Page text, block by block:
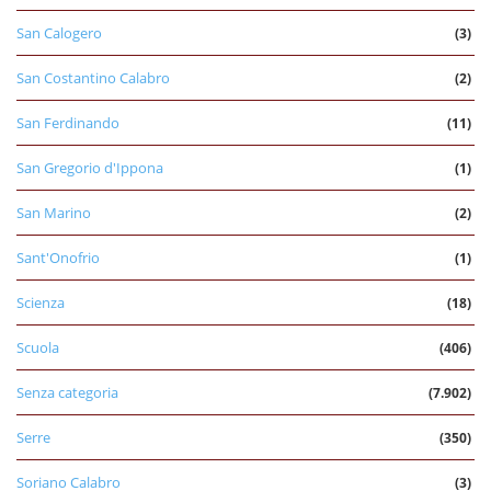
San Calogero (3)
San Costantino Calabro (2)
San Ferdinando (11)
San Gregorio d'Ippona (1)
San Marino (2)
Sant'Onofrio (1)
Scienza (18)
Scuola (406)
Senza categoria (7.902)
Serre (350)
Soriano Calabro (3)